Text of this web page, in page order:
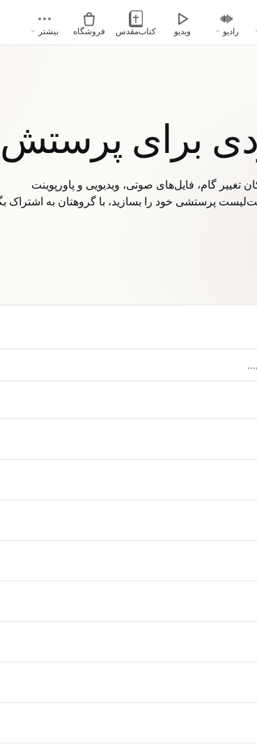
رادیو ویدیو کتاب‌مقدس فروشگاه بیشتر
برای پرستش
پرستشی خود را بسازید، با گروهتان به اشتراک